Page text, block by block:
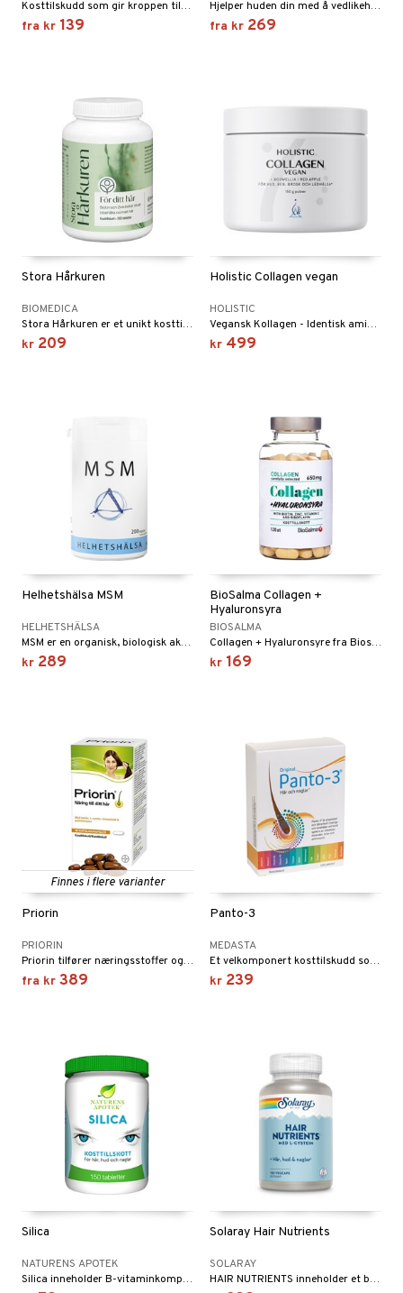
Kosttilskudd som gir kroppen tilskudd av organisk svovel, som er en viktig bestanddel i proteinet kollagen og keratin som bygger opp bl.a. brusk, sener, hjerne, bindevev, muskler, skjelett, hud, hår og negler. Lignisul MSM inneholder 100% ren MSM.
fra kr 139
Hjelper huden din med å vedlikeholde sin normale funksjon og beskytter hudcellene mot stress.
fra kr 269
Stora Hårkuren
BIOMEDICA
Stora Hårkuren er et unikt kosttilskudd som er produsert i Sverige og som inneholder høye andeler av åkersnelle, nesle, kelp, propolis og jern.
kr 209
Holistic Collagen vegan
HOLISTIC
Vegansk Kollagen - Identisk aminosyreprofil med menneskelig kollagen type 1 og 2
kr 499
Helhetshälsa MSM
HELHETSHÄLSA
MSM er en organisk, biologisk aktiv svovelforbindelse som forekommer naturlig i kroppen. Svovel er et livsviktig stoff som finnes i alle kroppens celler og i blodet. Særlig høye konsentrasjoner har ledd, hår, hud og negler, men alle organ og alle celler inneholder svovel.
kr 289
BioSalma Collagen +
Hyaluronsyra
BIOSALMA
Collagen + Hyaluronsyre fra Biosalma inneholder næringsstoffer som har funksjoner for hud og ledd.
kr 169
Finnes i flere varianter
Priorin
PRIORIN
Priorin tilfører næringsstoffer og mineraler direkte til hårroten - fra innsiden. Priorin, en unik formel som bidrar til å bevare ditt normale hår.
fra kr 389
Panto-3
MEDASTA
Et velkomponert kosttilskudd som inneholder en rekke ulike stoffer som gir en boost til hår, negler og hud. Panto-3 er spesielt rik på B-vitaminer og er dessuten fri for gjær.
kr 239
Silica
NATURENS APOTEK
Silica inneholder B-vitaminkomplex, silisium og l-lysin.
Solaray Hair Nutrients
SOLARAY
HAIR NUTRIENTS inneholder et bredt spekter av næringsstoffer som fungerer i synergi for å støtte hår, hud og negler.